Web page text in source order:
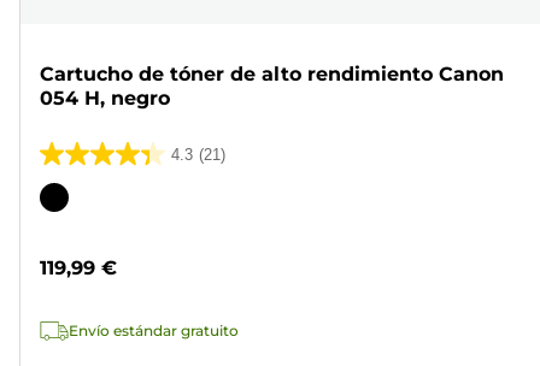
Cartucho de tóner de alto rendimiento Canon
054 H, negro
4.3 (21)
4.3
de
Cartucho
119,99 €
Envío estándar gratuito